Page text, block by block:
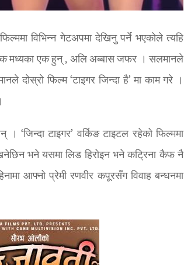
विभिन्न गेटअपमा देखिनु पर्ने भएकोले त्यहि
मध्यका एक हुन् , अलि अब्बास जफर । सलमानले
दोस्रो फिल्म ‘टाइगर जिन्दा है’ मा काम गरे ।
‘जिन्दा टाइगर’ वर्किङ टाइटल रहेको फिल्ममा
भने यसमा लिड हिरोइन भने कट्रिना कैफ नै
आफ्नो प्रेमी रणवीर कपूरसँग विवाह बन्धनमा